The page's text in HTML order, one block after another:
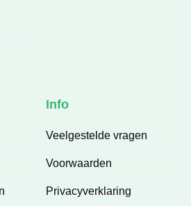
Info
Veelgestelde vragen
Voorwaarden
Privacyverklaring